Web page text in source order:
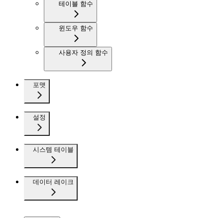
테이블 함수
윈도우 함수
사용자 정의 함수
포맷
설정
시스템 테이블
데이터 레이크